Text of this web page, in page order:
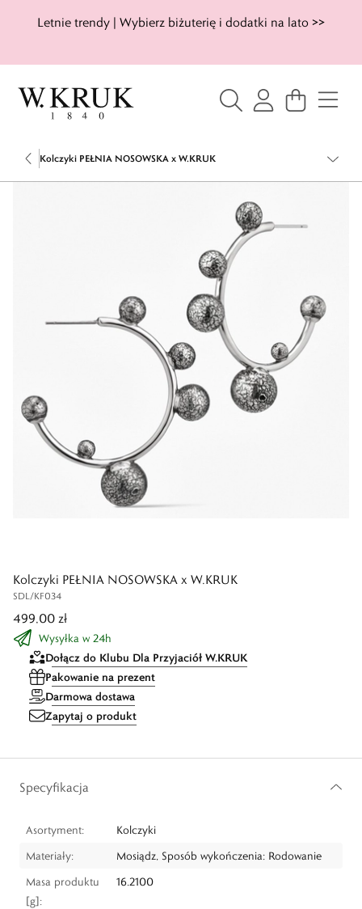
Letnie trendy | Wybierz biżuterię i dodatki na lato >>
Kolczyki PEŁNIA NOSOWSKA x W.KRUK
Kolczyki PEŁNIA NOSOWSKA x W.KRUK
SDL/KF034
499,00 zł
Wysyłka w 24h
Dołącz do Klubu Dla Przyjaciół W.KRUK
Pakowanie na prezent
Darmowa dostawa
Zapytaj o produkt
Specyfikacja
Asortyment:
Kolczyki
Materiały:
Mosiądz, Sposób wykończenia: Rodowanie
Masa produktu
[g]:
16.2100